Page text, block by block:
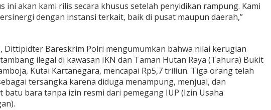
ini akan kami rilis secara khusus setelah penyidikan rampung. Kami
dengan instansi terkait, baik di pusat maupun daerah,”
Dittipidter Bareskrim Polri mengumumkan bahwa nilai kerugian
ilegal di kawasan IKN dan Taman Hutan Raya (Tahura) Bukit
Kutai Kartanegara, mencapai Rp5,7 triliun. Tiga orang telah
tersangka karena diduga menampung, menjual, dan
batu bara tanpa izin resmi dari pemegang IUP (Izin Usaha